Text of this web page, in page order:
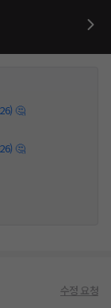
🤔
🤔
수정 요청